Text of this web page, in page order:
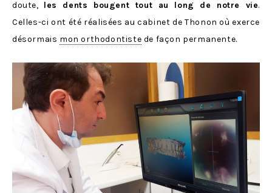
doute, les dents bougent tout au long de notre vie.
Celles-ci ont été réalisées au cabinet de Thonon où exerce
désormais mon orthodontiste de façon permanente.